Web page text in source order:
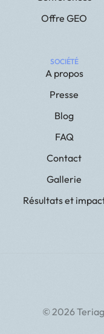
Offre GEO
SOCIÉTÉ
A propos
Presse
Blog
FAQ
Contact
Gallerie
Résultats et
© 2026